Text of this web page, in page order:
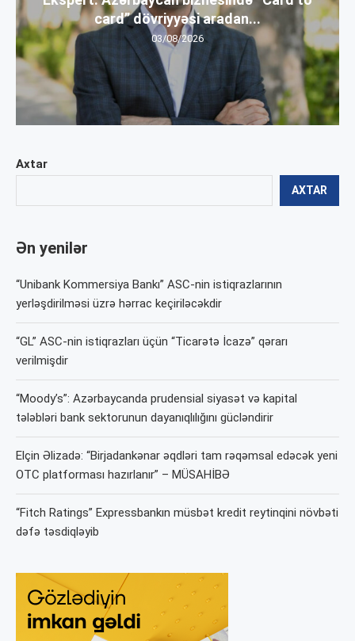
Axtar
AXTAR
Ən yenilər
“Unibank Kommersiya Bankı” ASC-nin istiqrazlarının
yerləşdirilməsi üzrə hərrac keçiriləcəkdir
“GL” ASC-nin istiqrazları üçün “Ticarətə İcazə” qərarı
verilmişdir
“Moody’s”: Azərbaycanda prudensial siyasət və kapital
tələbləri bank sektorunun dayanıqlılığını gücləndirir
Elçin Əlizadə: “Birjadankənar əqdləri tam rəqəmsal edəcək yeni
OTC platforması hazırlanır” – MÜSAHİBƏ
“Fitch Ratings” Expressbankın müsbət kredit reytinqini növbəti
dəfə təsdiqləyib
card” dövriyyəsi aradan...
03/08/2026